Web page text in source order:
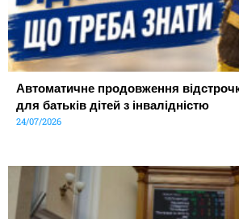
Автоматичне продовження
для батьків дітей з інвалідністю
24/07/2026